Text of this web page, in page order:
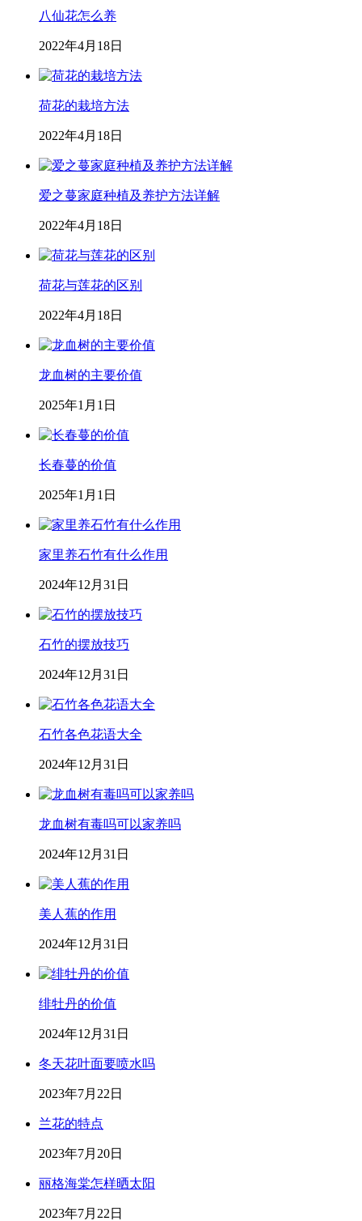
八仙花怎么养
2022年4月18日
荷花的栽培方法
2022年4月18日
爱之蔓家庭种植及养护方法详解
2022年4月18日
荷花与莲花的区别
2022年4月18日
龙血树的主要价值
2025年1月1日
长春蔓的价值
2025年1月1日
家里养石竹有什么作用
2024年12月31日
石竹的摆放技巧
2024年12月31日
石竹各色花语大全
2024年12月31日
龙血树有毒吗可以家养吗
2024年12月31日
美人蕉的作用
2024年12月31日
绯牡丹的价值
2024年12月31日
冬天花叶面要喷水吗
2023年7月22日
兰花的特点
2023年7月20日
丽格海棠怎样晒太阳
2023年7月22日